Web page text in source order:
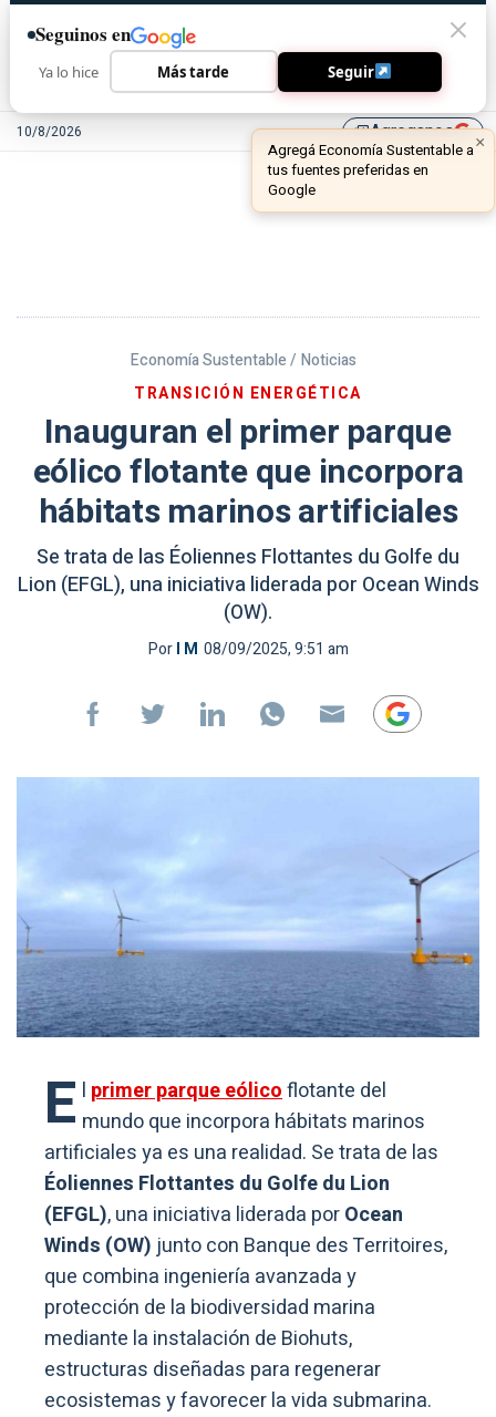
10/8/2026 library_addAgreganos
Economía Sustentable / Noticias
TRANSICIÓN ENERGÉTICA
Inauguran el primer parque
eólico flotante que incorpora
hábitats marinos artificiales
Se trata de las Éoliennes Flottantes du Golfe du
Lion (EFGL), una iniciativa liderada por Ocean Winds
(OW).
PorI M 08/09/2025, 9:51 am
E l primer parque eólicoflotante del
mundo que incorpora hábitats marinos
artificiales ya es una realidad. Se trata de las
Éoliennes Flottantes du Golfe du Lion
(EFGL), una iniciativa liderada porOcean
Winds (OW) junto con Banque des Territoires,
que combina ingeniería avanzada y
protección de la biodiversidad marina
mediante la instalación de Biohuts,
estructuras diseñadas para regenerar
ecosistemas y favorecer la vida submarina.
Seguinos en
Ya lo hice Más tarde Seguir